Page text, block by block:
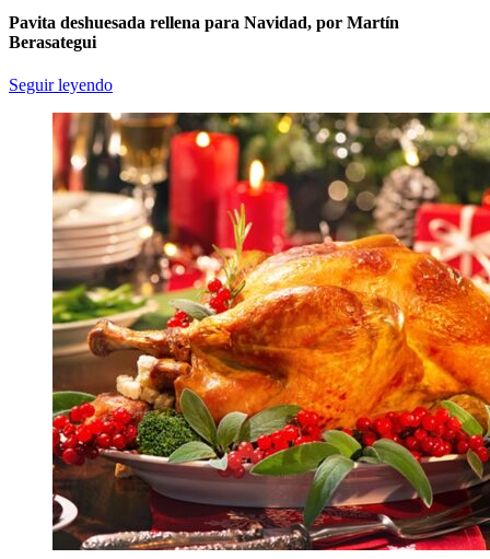
Pavita deshuesada rellena para Navidad, por Martín
Berasategui
Seguir leyendo